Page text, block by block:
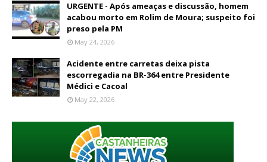
URGENTE - Após ameaças e discussão, homem
acabou morto em Rolim de Moura; suspeito foi
preso pela PM
May 24, 2026
Acidente entre carretas deixa pista
escorregadia na BR-364 entre Presidente
Médici e Cacoal
May 22, 2026